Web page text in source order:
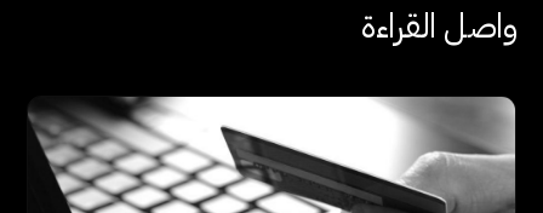
واصل القراءة